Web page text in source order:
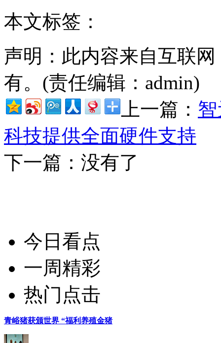
本文标签：
声明：此内容来自互联
有。(责任编辑：admin)
上一篇：
科技提供全面硬件支持
下一篇：没有了
今日看点
一周精彩
热门点击
青峪猪获颁世界 “福利养殖金猪